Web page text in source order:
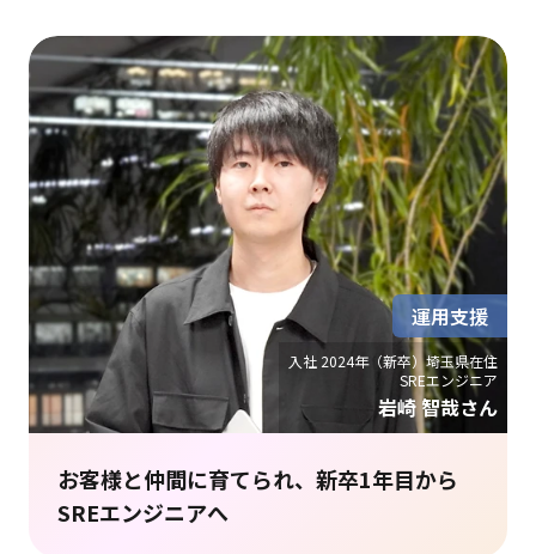
入社 2024年（新卒）埼玉県在住
SREエンジニア
岩崎 智哉さん
運用支援
お客様と仲間に育てられ、新卒1年目から
SREエンジニアへ